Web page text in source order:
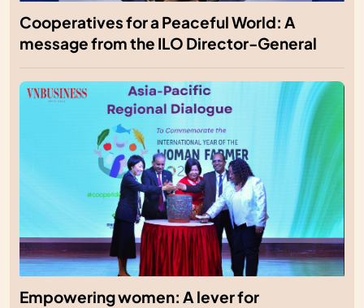
Cooperatives for a Peaceful World: A
message from the ILO Director-General
Empowering women: A lever for